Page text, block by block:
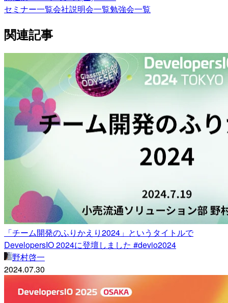
セミナー一覧会社説明会一覧勉強会一覧
関連記事
「チーム開発のふりかえり2024」というタイトルで
DevelopersIO 2024に登壇しました #devio2024
野村啓一
2024.07.30